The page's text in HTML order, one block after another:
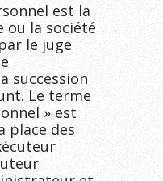
est la
ou la société
le juge
succession
Le terme
» est
place des